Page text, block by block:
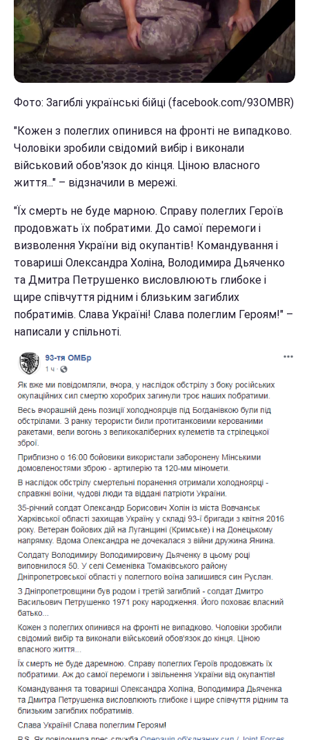
Фото: Загиблі українські бійці (facebook.com/93OMBR)
"Кожен з полеглих опинився на фронті не випадково.
Чоловіки зробили свідомий вибір і виконали
військовий обов'язок до кінця. Ціною власного
життя..." – відзначили в мережі.
"Їх смерть не буде марною. Справу полеглих Героїв
продовжать їх побратими. До самої перемоги і
визволення України від окупантів! Командування і
товариші Олександра Холіна, Володимира Дьяченко
та Дмитра Петрушенко висловлюють глибоке і
щире співчуття рідним і близьким загиблих
побратимів. Слава Україні! Слава полеглим Героям!" –
написали у спільноті.